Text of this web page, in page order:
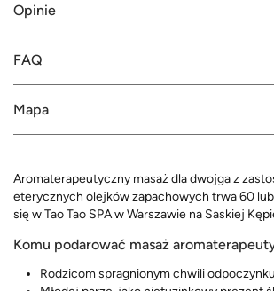
Opinie
FAQ
Mapa
Aromaterapeutyczny masaż dla dwojga z
eterycznych olejków zapachowych trwa 60
się w Tao Tao SPA w Warszawie na Saskiej
Komu podarować masaż
Rodzicom spragnionym chwili odpoczynku